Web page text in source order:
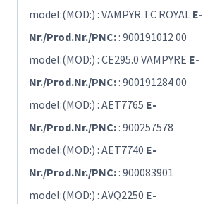
model:(MOD:) : VAMPYR TC ROYAL E-
Nr./Prod.Nr./PNC:: 900191012 00
model:(MOD:) : CE295.0 VAMPYRE E-
Nr./Prod.Nr./PNC:: 900191284 00
model:(MOD:) : AET7765 E-
Nr./Prod.Nr./PNC:: 900257578
model:(MOD:) : AET7740 E-
Nr./Prod.Nr./PNC:: 900083901
model:(MOD:) : AVQ2250 E-